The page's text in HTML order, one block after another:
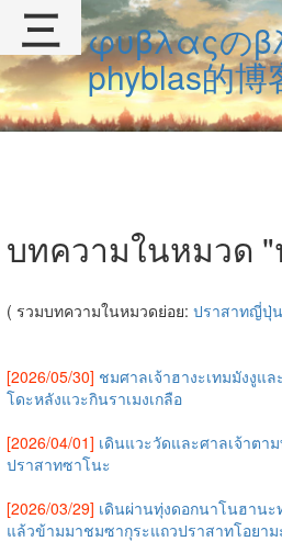
φυβλαςの
phyblas的博
บทความในหมวด
( รวมบทความในหมวดย่อย: ปราสาทญี่ปุ่น
[2026/05/30] ชมศาลเจ้าฮางะเทมมังงู
โดะหลังแวะกินราเมงเกลือ
[2026/04/01] เดินแวะวัดและศาลเจ้าตา
ปราสาทซาโนะ
[2026/03/29] เดินผ่านทุ่งดอกนาโนฮาน
แล้วข้ามมาชมซากุระแถวปราสาทโอยาม
三